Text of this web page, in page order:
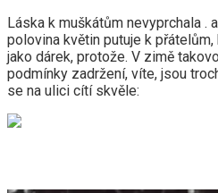
Láska k muškátům nevyprchala .
polovina květin putuje k
jako dárek, protože. V zimě
podmínky zadržení, víte, jsou
se na ulici cítí skvěle: